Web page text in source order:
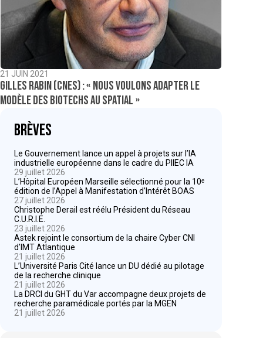
21 JUIN 2021
Gilles Rabin (CNES) : « nous voulons adapter le
modèle des biotechs au spatial »
Brèves
Le Gouvernement lance un appel à projets sur l’IA
industrielle européenne dans le cadre du PIIEC IA
29 juillet 2026
L’Hôpital Européen Marseille sélectionné pour la 10ᵉ
édition de l’Appel à Manifestation d’Intérêt BOAS
27 juillet 2026
Christophe Derail est réélu Président du Réseau
C.U.R.I.E.
23 juillet 2026
Astek rejoint le consortium de la chaire Cyber CNI
d’IMT Atlantique
21 juillet 2026
L’Université Paris Cité lance un DU dédié au pilotage
de la recherche clinique
21 juillet 2026
La DRCI du GHT du Var accompagne deux projets de
recherche paramédicale portés par la MGEN
21 juillet 2026